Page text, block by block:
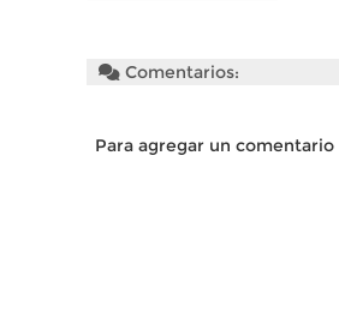
Comentarios:
Para agregar un comentario